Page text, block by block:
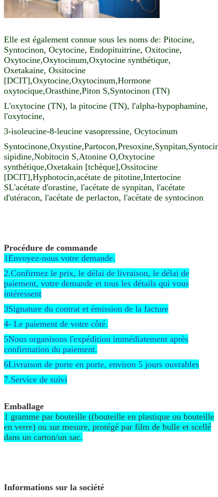
Elle est également connue sous les noms de: Pitocine,
Syntocinon, Ocytocine, Endopituitrine, Oxitocine,
Oxytocine,Oxytocinum,Oxytocine synthétique,
Oxetakaine, Ossitocine
[DCIT],Oxytocine,Oxytocinum,Hormone
oxytocique,Orasthine,Piton S,Syntocinon (TN)
L'oxytocine (TN), la pitocine (TN), l'alpha-hypophamine,
l'oxytocine,
3-isoleucine-8-leucine vasopressine, Ocytocinum
sipidine,Nobitocin S,Atonine O,Oxytocine
synthétique,Oxetakain [tchèque],Ossitocine
[DCIT],Hyphotocin,acétate de pitotine,Intertocine
SL'acétate d'orastine, l'acétate de synpitan, l'acétate
d'utéracon, l'acétate de perlacton, l'acétate de syntocinon
Procédure de commande
1Envoyez-nous votre demande.
2.Confirmez le prix, le délai de livraison, le délai de
paiement, votre demande et tous les détails qui vous
intéressent
3Signature du contrat et émission de la facture
4- Le paiement de votre côté.
5Nous organisons l'expédition immédiatement après
confirmation du paiement.
6Livraison de porte en porte, environ 5 jours ouvrables
7.Service de suivi
Emballage
1 gramme par bouteille ((bouteille en plastique ou bouteille
en verre) ou sur mesure, protégé par film de bulle et scellé
dans un carton/un sac.
Informations sur la société